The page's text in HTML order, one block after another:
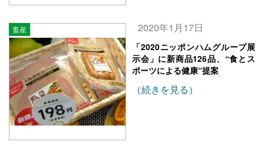
畜産 2020年1月17日
「2020ニッポンハムグループ展
示会」に新商品126品、“食とス
ポーツによる健康”提案
（続きを見る）